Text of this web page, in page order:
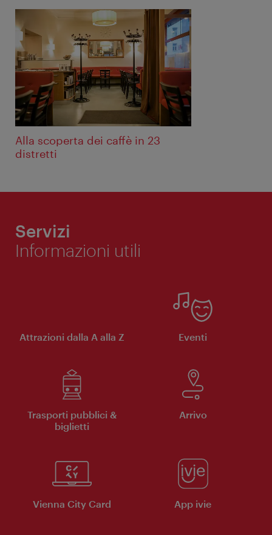
Alla scoperta dei caffè in 23
distretti
Servizi
Informazioni utili
Attrazioni dalla A alla Z Eventi
Trasporti pubblici &
biglietti
Arrivo
Vienna City Card App ivie